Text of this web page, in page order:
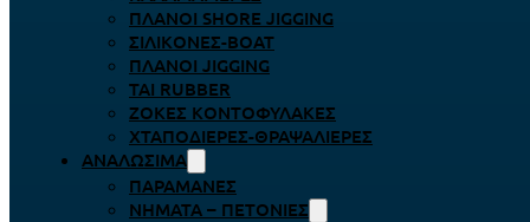
ΠΛΆΝΟΙ SHORE JIGGING
ΣΙΛΙΚΌΝΕΣ-BOAT
ΠΛΆΝΟΙ JIGGING
TAI RUBBER
ΖΌΚΕΣ ΚΟΝΤΟΦΎΛΑΚΕΣ
ΧΤΑΠΟΔΙΈΡΕΣ-ΘΡΑΨΑΛΙΈΡΕΣ
ΑΝΑΛΏΣΙΜΑ
ΠΑΡΑΜΆΝΕΣ
ΝΉΜΑΤΑ – ΠΕΤΟΝΙΈΣ